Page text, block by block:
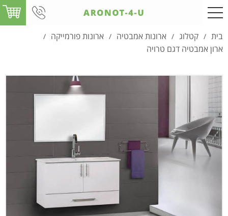
בית / קטלוג / ארונות אמבטיה / ארונות פורמייקה /
ארון אמבטיה דגם טרויה